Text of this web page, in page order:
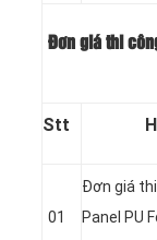
Đơn giá thi
Stt
01
Đơn giá
Panel PU